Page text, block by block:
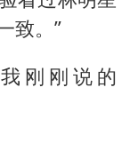
致。”
刚刚说的